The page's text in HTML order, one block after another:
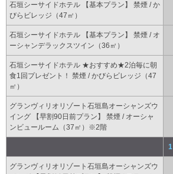
石垣シーサイドホテル 【基本プラン】 禁煙 / か
びらビレッジ（47㎡）
石垣シーサイドホテル 【基本プラン】 禁煙 / オ
ーシャンデラックスツイン（36㎡）
石垣シーサイドホテル ★おすすめ★2泊毎に朝
食1回プレゼント！ 禁煙 / かびらビレッジ（47
㎡）
グランヴィリオリゾート石垣島オーシャンズウ
イング 【早割90日前プラン】 禁煙 / オーシャ
ンビュールーム（37㎡）※2階
1
グランヴィリオリゾート石垣島オーシャンズウ